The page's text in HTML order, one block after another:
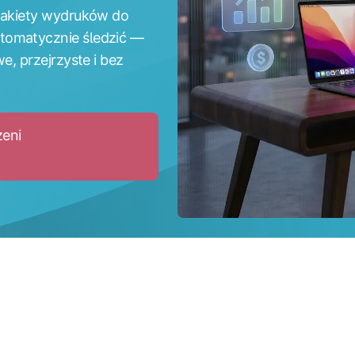
wydruków do
śledzić —
przejrzyste i bez